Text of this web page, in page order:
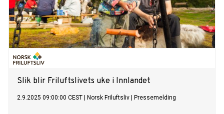
Slik blir Friluftslivets uke i Innlandet
2.9.2025 09:00:00 CEST Norsk Friluftsliv Pressemelding